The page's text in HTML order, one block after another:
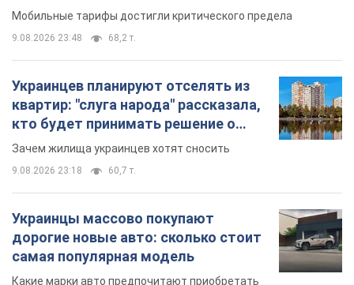
9.08.2026 23:18 60,7 т.
Украинцы массово покупают
дорогие новые авто: сколько стоит
самая популярная модель
Какие марки авто предпочитают приобретать